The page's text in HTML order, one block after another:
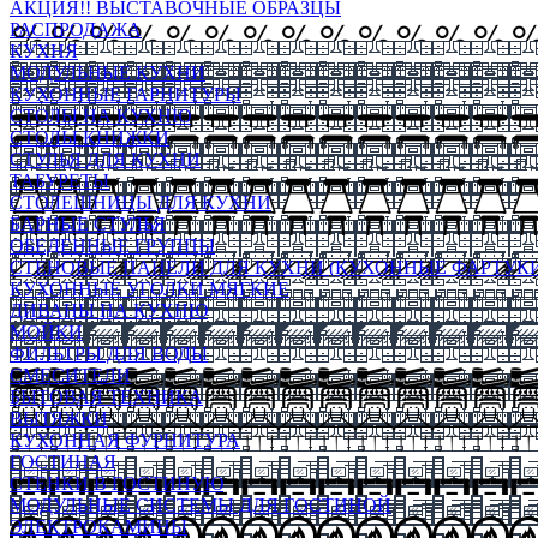
АКЦИЯ!! ВЫСТАВОЧНЫЕ ОБРАЗЦЫ
РАСПРОДАЖА
КУХНЯ
МОДУЛЬНЫЕ КУХНИ
КУХОННЫЕ ГАРНИТУРЫ
СТОЛЫ НА КУХНЮ
СТОЛЫ КНИЖКИ
СТУЛЬЯ ДЛЯ КУХНИ
ТАБУРЕТЫ
СТОЛЕШНИЦЫ ДЛЯ КУХНИ
БАРНЫЕ СТУЛЬЯ
ОБЕДЕННЫЕ ГРУППЫ
СТЕНОВЫЕ ПАНЕЛИ ДЛЯ КУХНИ (КУХОННЫЕ
КУХОННЫЕ УГОЛКИ МЯГКИЕ
ДИВАНЫ НА КУХНЮ
МОЙКИ
ФИЛЬТРЫ ДЛЯ ВОДЫ
СМЕСИТЕЛИ
БЫТОВАЯ ТЕХНИКА
ВЫТЯЖКИ
КУХОННАЯ ФУРНИТУРА
ГОСТИНАЯ
СТЕНКИ В ГОСТИНУЮ
МОДУЛЬНЫЕ СИСТЕМЫ ДЛЯ ГОСТИНОЙ
ЭЛЕКТРОКАМИНЫ